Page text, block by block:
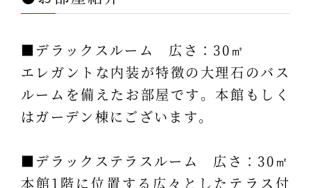
■デラックスルーム 広さ：30㎡
エレガントな内装が特徴の大理石のバス
ルームを備えたお部屋です。本館もしく
はガーデン棟にございます。
■デラックステラスルーム 広さ：30㎡
本館1階に位置する広々としたテラス付